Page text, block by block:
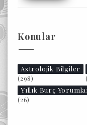
Konular
Astrolojik Bilgiler
(298)
Yıllık Burç
(26)